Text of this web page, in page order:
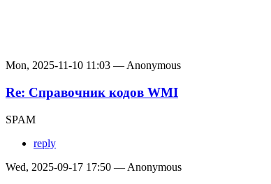
Mon, 2025-11-10 11:03 — Anonymous
Re: Справочник кодов WMI
SPAM
reply
Wed, 2025-09-17 17:50 — Anonymous